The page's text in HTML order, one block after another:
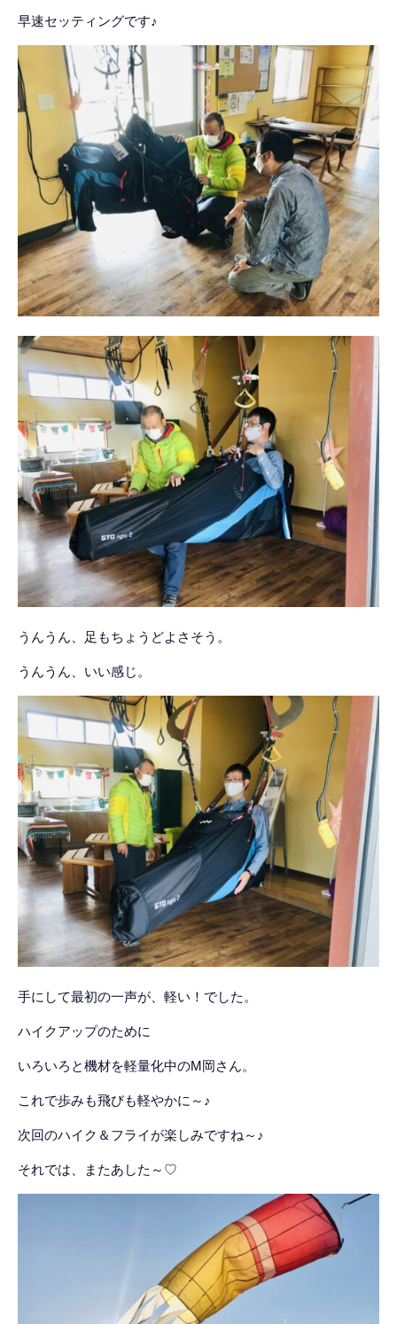
早速セッティングです♪
うんうん、足もちょうどよさそう。
うんうん、いい感じ。
手にして最初の一声が、軽い！でした。
ハイクアップのために
いろいろと機材を軽量化中のM岡さん。
これで歩みも飛びも軽やかに～♪
次回のハイク＆フライが楽しみですね～♪
それでは、またあした～♡